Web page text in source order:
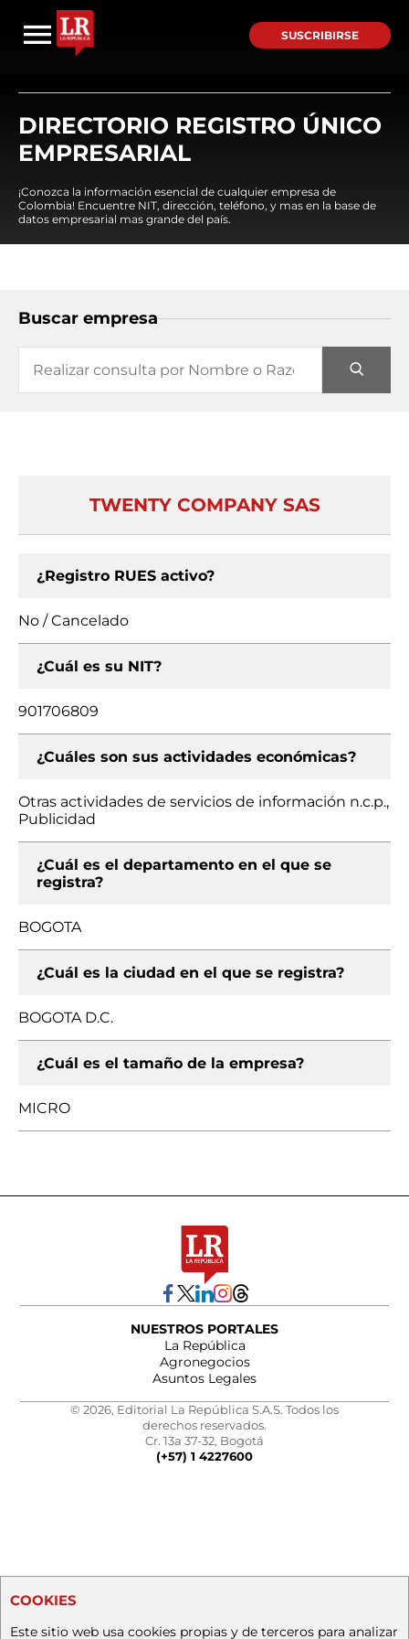
SUSCRIBIRSE
DIRECTORIO REGISTRO ÚNICO
EMPRESARIAL
¡Conozca la información esencial de cualquier empresa de
Colombia! Encuentre NIT, dirección, teléfono, y mas en la base de
datos empresarial mas grande del país.
Buscar empresa
TWENTY COMPANY SAS
¿Registro RUES activo?
No / Cancelado
¿Cuál es su NIT?
901706809
¿Cuáles son sus actividades económicas?
Otras actividades de servicios de información n.c.p.,
Publicidad
¿Cuál es el departamento en el que se
registra?
BOGOTA
¿Cuál es la ciudad en el que se registra?
BOGOTA D.C.
¿Cuál es el tamaño de la empresa?
MICRO
NUESTROS PORTALES
La República
Agronegocios
Asuntos Legales
© 2026, Editorial La República S.A.S. Todos los
derechos reservados.
Cr. 13a 37-32, Bogotá
(+57) 1 4227600
COOKIES
Este sitio web usa cookies propias y de terceros para analizar